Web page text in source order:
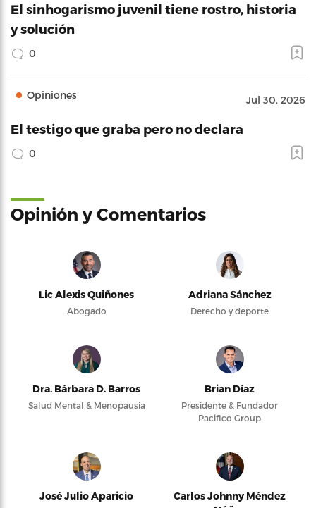
El sinhogarismo juvenil tiene rostro, historia
y solución
0
Opiniones Jul 30, 2026
El testigo que graba pero no declara
0
Opinión y Comentarios
Lic Alexis Quiñones
Abogado
Adriana Sánchez
Derecho y deporte
Dra. Bárbara D. Barros
Salud Mental & Menopausia
Brian Díaz
Presidente & Fundador
Pacifico Group
José Julio Aparicio
Carlos Johnny Méndez